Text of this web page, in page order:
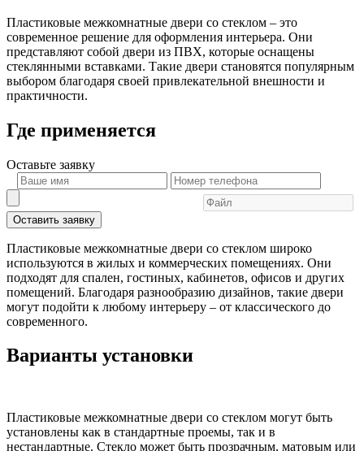
Пластиковые межкомнатные двери со стеклом – это
современное решение для оформления интерьера. Они
представляют собой двери из ПВХ, которые оснащены
стеклянными вставками. Такие двери становятся популярным
выбором благодаря своей привлекательной внешности и
практичности.
Где применяется
Оставьте заявку
Оставить заявку
Пластиковые межкомнатные двери со стеклом широко
используются в жилых и коммерческих помещениях. Они
подходят для спален, гостиных, кабинетов, офисов и других
помещений. Благодаря разнообразию дизайнов, такие двери
могут подойти к любому интерьеру – от классического до
современного.
Варианты установки
Пластиковые межкомнатные двери со стеклом могут быть
установлены как в стандартные проемы, так и в
нестандартные. Стекло может быть прозрачным, матовым или